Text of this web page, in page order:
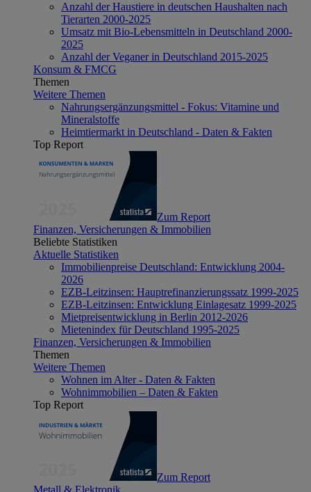
Anzahl der Haustiere in deutschen Haushalten nach
Tierarten 2000-2025
Umsatz mit Bio-Lebensmitteln in Deutschland 2000-
2025
Anzahl der Veganer in Deutschland 2015-2025
Konsum & FMCG
Themen
Weitere Themen
Nahrungsergänzungsmittel - Fokus: Vitamine und
Mineralstoffe
Heimtiermarkt in Deutschland - Daten & Fakten
Top Report
Zum Report
Finanzen, Versicherungen & Immobilien
Beliebte Statistiken
Aktuelle Statistiken
Immobilienpreise Deutschland: Entwicklung 2004-
2026
EZB-Leitzinsen: Hauptrefinanzierungssatz 1999-2025
EZB-Leitzinsen: Entwicklung Einlagesatz 1999-2025
Mietpreisentwicklung in Berlin 2012-2026
Mietenindex für Deutschland 1995-2025
Finanzen, Versicherungen & Immobilien
Themen
Weitere Themen
Wohnen im Alter - Daten & Fakten
Wohnimmobilien – Daten & Fakten
Top Report
Zum Report
Metall & Elektronik